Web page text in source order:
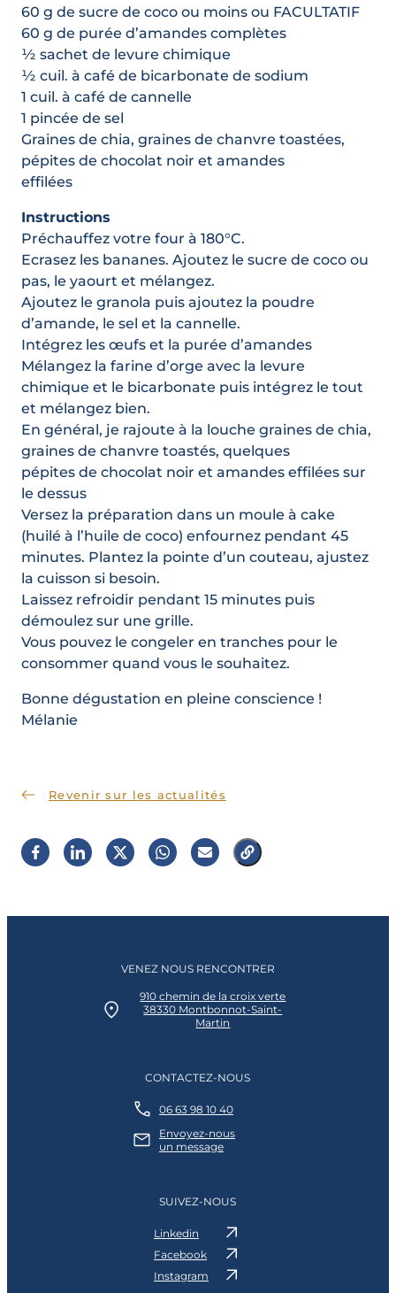
60 g de sucre de coco ou moins ou FACULTATIF
60 g de purée d’amandes complètes
½ sachet de levure chimique
½ cuil. à café de bicarbonate de sodium
1 cuil. à café de cannelle
1 pincée de sel
Graines de chia, graines de chanvre toastées,
pépites de chocolat noir et amandes
effilées
Instructions
Préchauffez votre four à 180°C.
Ecrasez les bananes. Ajoutez le sucre de coco ou
pas, le yaourt et mélangez.
Ajoutez le granola puis ajoutez la poudre
d’amande, le sel et la cannelle.
Intégrez les œufs et la purée d’amandes
Mélangez la farine d’orge avec la levure
chimique et le bicarbonate puis intégrez le tout
et mélangez bien.
En général, je rajoute à la louche graines de chia,
graines de chanvre toastés, quelques
pépites de chocolat noir et amandes effilées sur
le dessus
Versez la préparation dans un moule à cake
(huilé à l’huile de coco) enfournez pendant 45
minutes. Plantez la pointe d’un couteau, ajustez
la cuisson si besoin.
Laissez refroidir pendant 15 minutes puis
démoulez sur une grille.
Vous pouvez le congeler en tranches pour le
consommer quand vous le souhaitez.
Bonne dégustation en pleine conscience !
Mélanie
Revenir sur les actualités
VENEZ NOUS RENCONTRER
910 chemin de la croix verte
38330 Montbonnot-Saint-
Martin
CONTACTEZ-NOUS
06 63 98 10 40
Envoyez-nous
un message
SUIVEZ-NOUS
Linkedin
Facebook
Instagram